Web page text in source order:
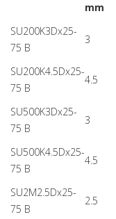
mm
SU200K3Dx25-
75 B
3
SU200K4.5Dx25-
75 B
4.5
SU500K3Dx25-
75 B
3
SU500K4.5Dx25-
75 B
4.5
SU2М2.5Dx25-
75 B
2.5